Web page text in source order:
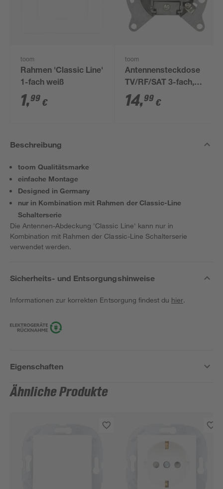
toom
Rahmen 'Classic Line'
1-fach weiß
1,99 €
toom
Antennensteckdose
TV/RF/SAT 3-fach,
ohne Abdeckung
14,99 €
Beschreibung
toom Qualitätsmarke
einfache Montage
Designed in Germany
nur in Kombination mit Rahmen der Classic-Line
Schalterserie
Die Antennen-Abdeckung 'Classic Line' kann nur in
Kombination mit Rahmen der Classic-Line Schalterserie
verwendet werden.
Sicherheits- und Entsorgungshinweise
Informationen zur korrekten Entsorgung findest du hier.
Eigenschaften
Ähnliche Produkte